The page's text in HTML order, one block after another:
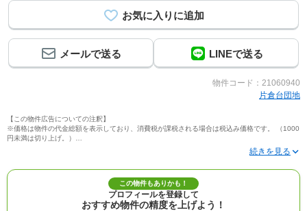
メールで送る LINEで送る
物件コード：21060940
片倉台団地
【この物件広告についての注釈】
※価格は物件の代金総額を表示しており、消費税が課税される場合は税込み価格です。 （1000
円未満は切り上げ。）
※写真に写っている、またはパース（絵）や間取り図に描かれている家具や車などは、特にコ
※建築条件付き土地価格には、建物価格は含まれません。
※物件情報は、原則として情報提供日の２日前に最終確認した情報です。
※完成予想図はいずれも外構、植栽、外観等実際のものとは多少異なることがあります。
※モデルルーム・モデルハウス・展示場・ショールームの画像の場合、今回販売の物件と異な
この物件もありかも！
プロフィールを登録して
おすすめ物件の精度を上げよう！